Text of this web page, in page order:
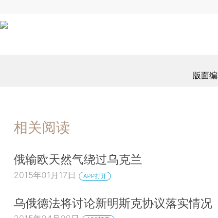
版面
相关阅读
俄输欧天然气绕过乌克兰
2015年01月17日 APP打开
乌俄德法将讨论新明斯克协议落实情况